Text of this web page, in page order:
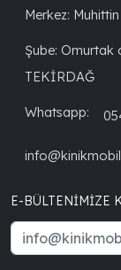
Merkez:
Şube: Omurtak
TEKİRDAĞ
Whatsapp:
E-BÜLTENIMIZE